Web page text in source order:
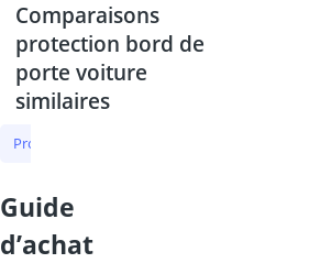
Comparaisons
protection bord de
porte voiture
similaires
protection bord de porte voiture
guide
d’achat